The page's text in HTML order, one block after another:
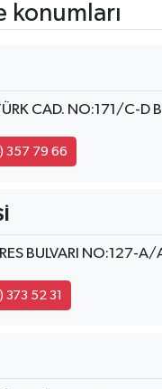
konumları
CAD. NO:171/C-D
357 79 66
BULVARI NO:127-A/
373 52 31